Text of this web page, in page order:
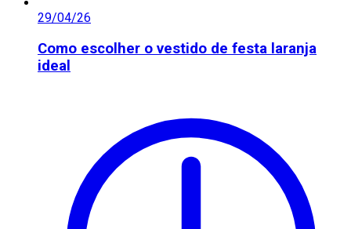
29/04/26
Como escolher o vestido de festa laranja
ideal